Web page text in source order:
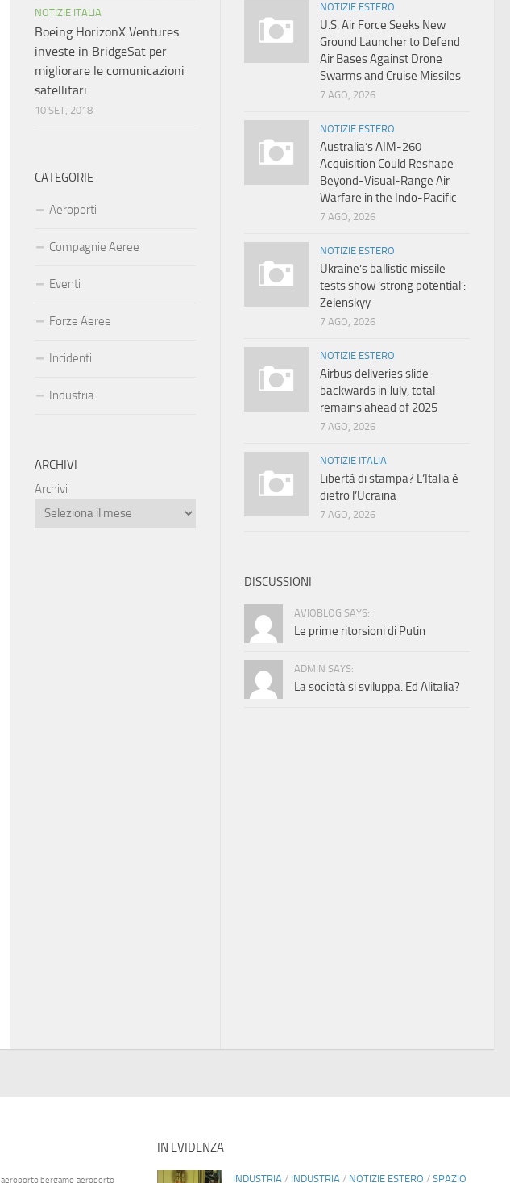
NOTIZIE ESTERO
U.S. Air Force Seeks New
Ground Launcher to Defend
Air Bases Against Drone
Swarms and Cruise Missiles
7 AGO, 2026
NOTIZIE ESTERO
Australia’s AIM-260
Acquisition Could Reshape
Beyond-Visual-Range Air
Warfare in the Indo-Pacific
7 AGO, 2026
NOTIZIE ESTERO
Ukraine’s ballistic missile
tests show ‘strong potential’:
Zelenskyy
7 AGO, 2026
NOTIZIE ESTERO
Airbus deliveries slide
backwards in July, total
remains ahead of 2025
7 AGO, 2026
NOTIZIE ITALIA
Libertà di stampa? L’Italia è
dietro l’Ucraina
7 AGO, 2026
DISCUSSIONI
AVIOBLOG SAYS:
Le prime ritorsioni di Putin
ADMIN SAYS:
La società si sviluppa. Ed Alitalia?
NOTIZIE ITALIA
Boeing HorizonX Ventures
investe in BridgeSat per
migliorare le comunicazioni
satellitari
10 SET, 2018
CATEGORIE
Aeroporti
Compagnie Aeree
Eventi
Forze Aeree
Incidenti
Industria
ARCHIVI
Archivi
aeroporto bergamo aeroporto
IN EVIDENZA
INDUSTRIA/ INDUSTRIA/ NOTIZIE ESTERO / SPAZIO